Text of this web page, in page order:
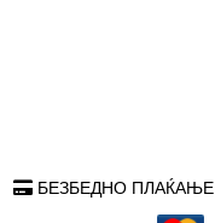
БЕЗБЕДНО ПЛАЌАЊЕ